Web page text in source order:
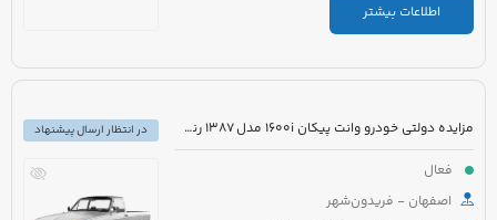
اطلاعات بیشتر
مزایده دولتی خودرو وانت پیکان 1600i مدل 1387 رنگ سفید
فعال
اصفهان - فریدون‌شهر
در انتظار ارسال پیشنهاد